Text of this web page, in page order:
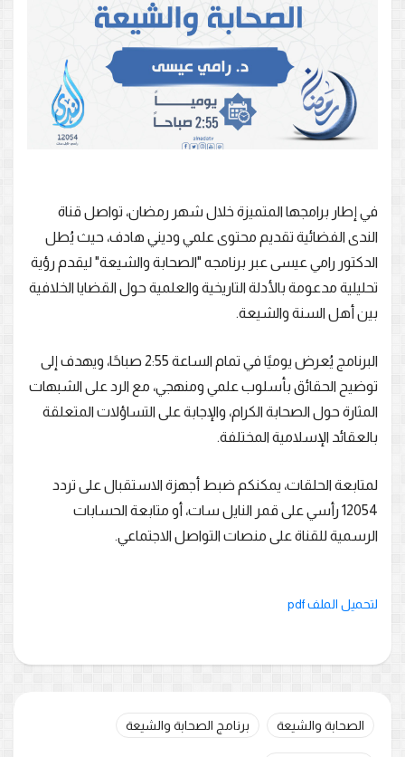
في إطار برامجها المتميزة خلال شهر رمضان، تواصل قناة
الندى الفضائية تقديم محتوى علمي وديني هادف، حيث يُطل
الدكتور رامي عيسى عبر برنامجه "الصحابة والشيعة" ليقدم رؤية
تحليلية مدعومة بالأدلة التاريخية والعلمية حول القضايا الخلافية
بين أهل السنة والشيعة.
البرنامج يُعرض يوميًا في تمام الساعة 2:55 صباحًا، ويهدف إلى
توضيح الحقائق بأسلوب علمي ومنهجي، مع الرد على الشبهات
المثارة حول الصحابة الكرام، والإجابة على التساؤلات المتعلقة
بالعقائد الإسلامية المختلفة.
لمتابعة الحلقات، يمكنكم ضبط أجهزة الاستقبال على تردد
12054 رأسي على قمر النايل سات، أو متابعة الحسابات
الرسمية للقناة على منصات التواصل الاجتماعي.
لتحميل الملف pdf
الصحابة والشيعة برنامج الصحابة والشيعة